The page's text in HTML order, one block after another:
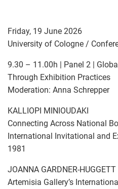
Friday, 19 June 2026
University of Cologne /
9.30 – 11.00h | Panel 2 |
Through Exhibition Practices
Moderation: Anna Schrepper
KALLIOPI MINIOUDAKI
Connecting Across National
International Invitational and
1981
JOANNA GARDNER-HUGGETT
Artemisia Gallery’s